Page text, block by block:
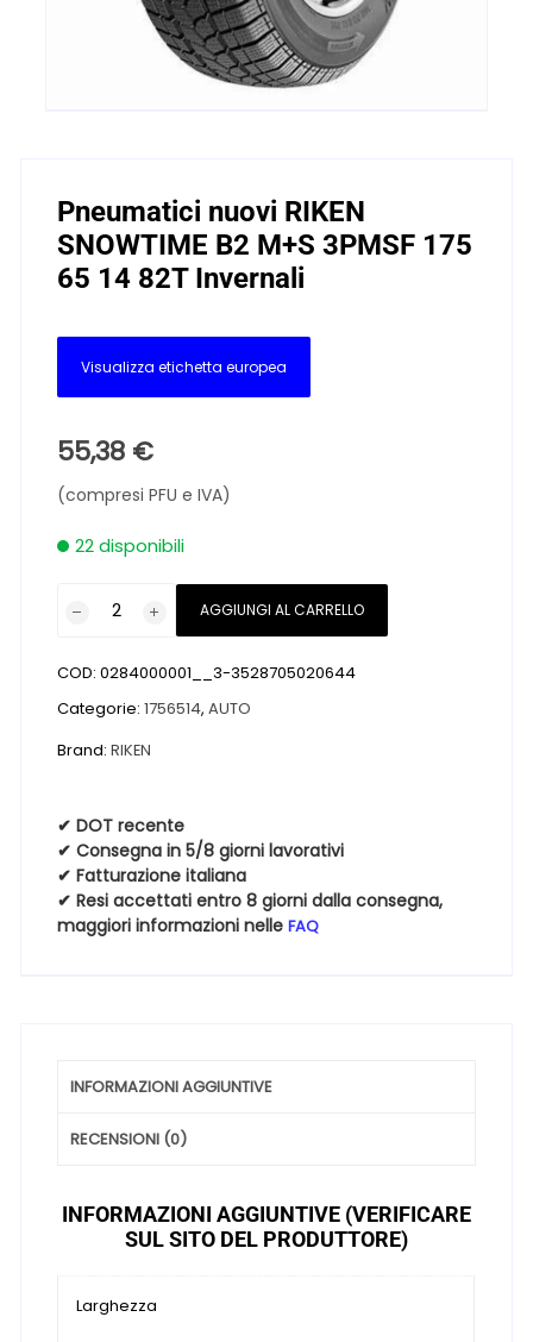
Pneumatici nuovi RIKEN
SNOWTIME B2 M+S 3PMSF 175
65 14 82T Invernali
Visualizza etichetta europea
55,38 €
(compresi PFU e IVA)
22 disponibili
SNOWTIME
B2
65
14
82T
Invernali
quantità
AGGIUNGI AL CARRELLO
COD:0284000001__3-3528705020644
Categorie:1756514,AUTO
Brand:RIKEN
✔ DOT recente
✔ Consegna in 5/8 giorni lavorativi
✔ Fatturazione italiana
✔ Resi accettati entro 8 giorni dalla consegna,
maggiori informazioni nelleFAQ
INFORMAZIONI AGGIUNTIVE
RECENSIONI (0)
INFORMAZIONI AGGIUNTIVE (VERIFICARE
SUL SITO DEL PRODUTTORE)
Larghezza